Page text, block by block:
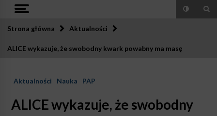
Strona główna Aktualności
ALICE wykazuje, że swobodny kwark powabny ma masę
Aktualności Nauka PAP
ALICE wykazuje, że swobodny